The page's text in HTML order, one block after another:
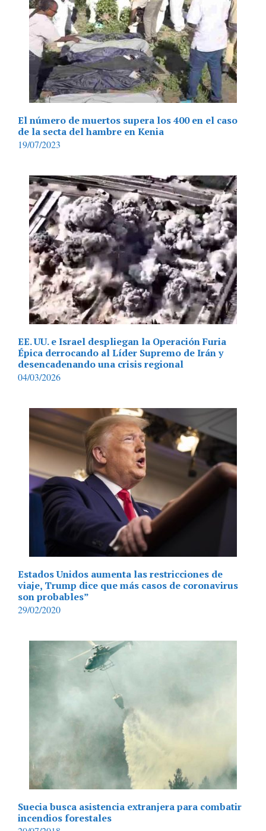
El número de muertos supera los 400 en el caso
de la secta del hambre en Kenia
19/07/2023
EE. UU. e Israel despliegan la Operación Furia
Épica derrocando al Líder Supremo de Irán y
desencadenando una crisis regional
04/03/2026
Estados Unidos aumenta las restricciones de
viaje, Trump dice que más casos de coronavirus
son probables”
29/02/2020
Suecia busca asistencia extranjera para combatir
incendios forestales